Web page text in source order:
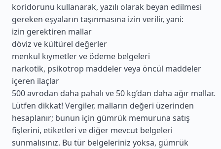
koridorunu kullanarak, yazılı olarak beyan edilmesi
gereken eşyaların taşınmasına izin verilir, yani:
izin gerektiren mallar
döviz ve kültürel değerler
menkul kıymetler ve ödeme belgeleri
narkotik, psikotrop maddeler veya öncül maddeler
içeren ilaçlar
500 avrodan daha pahalı ve 50 kg’dan daha ağır mallar.
Lütfen dikkat! Vergiler, malların değeri üzerinden
hesaplanır; bunun için gümrük memuruna satış
fişlerini, etiketleri ve diğer mevcut belgeleri
sunmalısınız. Bu tür belgeleriniz yoksa, gümrük